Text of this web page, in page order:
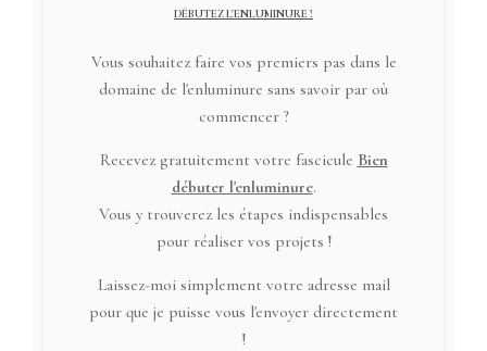
DÉBUTEZ L'ENLUMINURE !
Vous souhaitez faire vos premiers pas dans le
domaine de l'enluminure sans savoir par où
commencer ?
Recevez gratuitement votre fascicule Bien
débuter l'enluminure.
Vous y trouverez les étapes indispensables
pour réaliser vos projets !
Laissez-moi simplement votre adresse mail
pour que je puisse vous l'envoyer directement
!